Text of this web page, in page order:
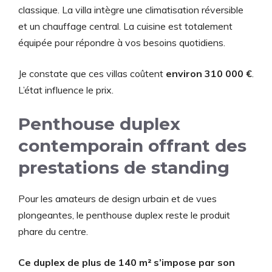
classique. La villa intègre une climatisation réversible
et un chauffage central. La cuisine est totalement
équipée pour répondre à vos besoins quotidiens.
Je constate que ces villas coûtent environ 310 000 €.
L’état influence le prix.
Penthouse duplex
contemporain offrant des
prestations de standing
Pour les amateurs de design urbain et de vues
plongeantes, le penthouse duplex reste le produit
phare du centre.
Ce duplex de plus de 140 m² s’impose par son